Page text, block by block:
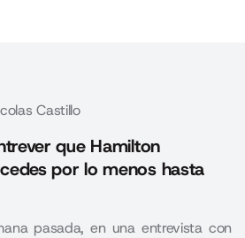
Castillo
que Hamilton
por lo menos hasta
pasada, en una entrevista con